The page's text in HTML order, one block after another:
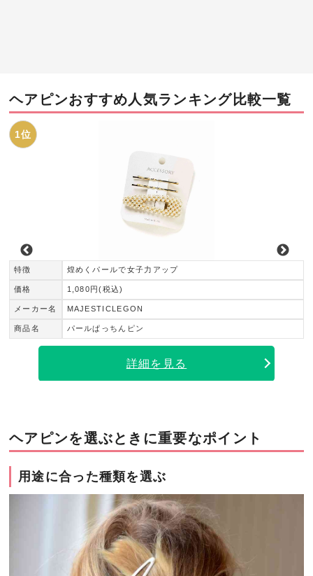
ヘアピンおすすめ人気ランキング比較一覧
1位
特徴
価格
メーカー名
商品名
煌めくパールで女子力アップ
1,080円(税込)
MAJESTICLEGON
パールぱっちんピン
詳細を見る
ヘアピンを選ぶときに重要なポイント
用途に合った種類を選ぶ